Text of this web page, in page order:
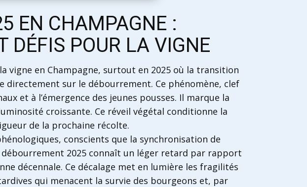
EN CHAMPAGNE :
DÉFIS POUR LA VIGNE
vigne en Champagne, surtout en 2025 où la transition
sur le débourrement. Ce phénomène, clef
et à l’émergence des jeunes pousses. Il marque la
croissante. Ce réveil végétal conditionne la
de la prochaine récolte.
conscients que la synchronisation de
débourrement 2025 connaît un léger retard par rapport
décennale. Ce décalage met en lumière les fragilités
qui menacent la survie des bourgeons et, par